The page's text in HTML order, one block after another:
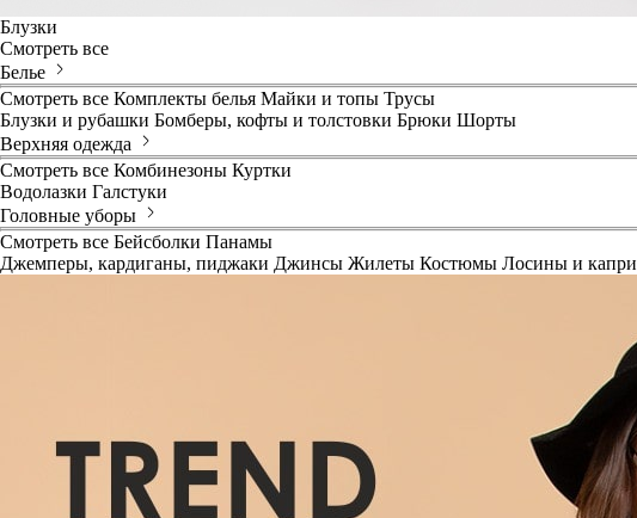
Блузки
Смотреть все
Белье
Смотреть все Комплекты белья Майки и топы Трусы
Блузки и рубашки Бомберы, кофты и толстовки Брюки Шорты
Верхняя одежда
Смотреть все Комбинезоны Куртки
Водолазки Галстуки
Головные уборы
Смотреть все Бейсболки Панамы
Джемперы, кардиганы, пиджаки Джинсы Жилеты Костюмы Лосины и капри